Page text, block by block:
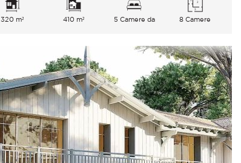
320 m² 410 m²
5 Camere da
8 Camere